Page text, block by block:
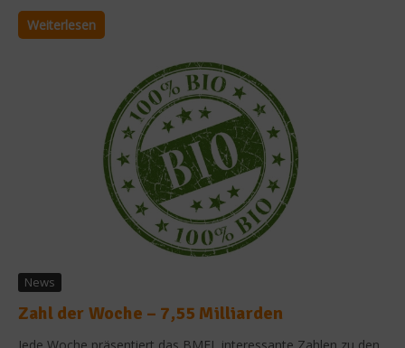
Weiterlesen
News
Zahl der Woche – 7,55 Milliarden